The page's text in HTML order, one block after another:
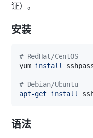
证）。
安装
# RedHat/CentOS
yum install
# Debian/Ubuntu
apt-get
install
语法